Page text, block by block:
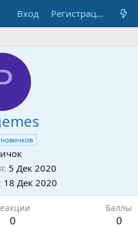
Вход Регистрация
5 Дек 2020
18 Дек 2020
0
Баллы
0